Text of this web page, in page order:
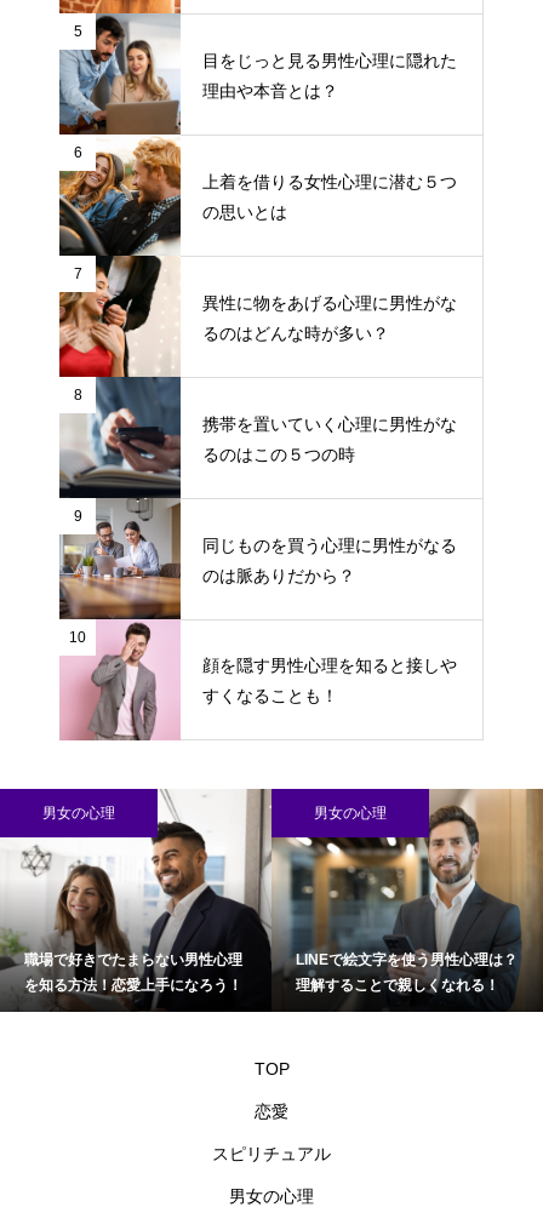
5
目をじっと見る男性心理に隠れた
理由や本音とは？
6
上着を借りる女性心理に潜む５つ
の思いとは
7
異性に物をあげる心理に男性がな
るのはどんな時が多い？
8
携帯を置いていく心理に男性がな
るのはこの５つの時
9
同じものを買う心理に男性がなる
のは脈ありだから？
10
顔を隠す男性心理を知ると接しや
すくなることも！
男女の心理
職場で好きでたまらない男性心理
を知る方法！恋愛上手になろう！
男女の心理
LINEで絵文字を使う男性心理は？
理解することで親しくなれる！
TOP
恋愛
スピリチュアル
男女の心理